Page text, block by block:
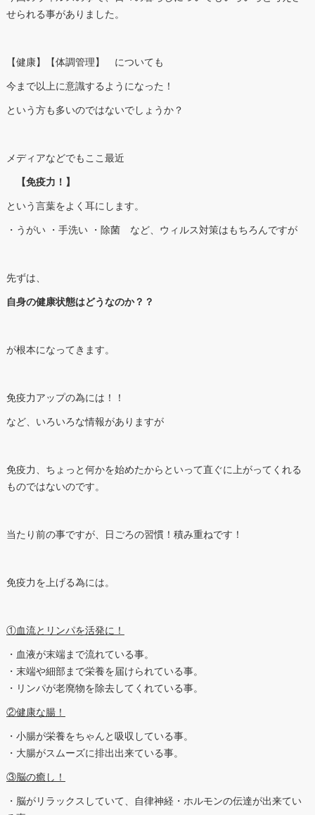
せられる事がありました。
【健康】【体調管理】 についても
今まで以上に意識するようになった！
という方も多いのではないでしょうか？
メディアなどでもここ最近
【免疫力！】
という言葉をよく耳にします。
・うがい ・手洗い ・除菌 など、ウィルス対策はもちろんですが
先ずは、
自身の健康状態はどうなのか？？
が根本になってきます。
免疫力アップの為には！！
など、いろいろな情報がありますが
免疫力、ちょっと何かを始めたからといって直ぐに上がってくれる
ものではないのです。
当たり前の事ですが、日ごろの習慣！積み重ねです！
免疫力を上げる為には。
①血流とリンパを活発に！
・血液が末端まで流れている事。
・末端や細部まで栄養を届けられている事。
・リンパが老廃物を除去してくれている事。
②健康な腸！
・小腸が栄養をちゃんと吸収している事。
・大腸がスムーズに排出出来ている事。
③脳の癒し！
・脳がリラックスしていて、自律神経・ホルモンの伝達が出来てい